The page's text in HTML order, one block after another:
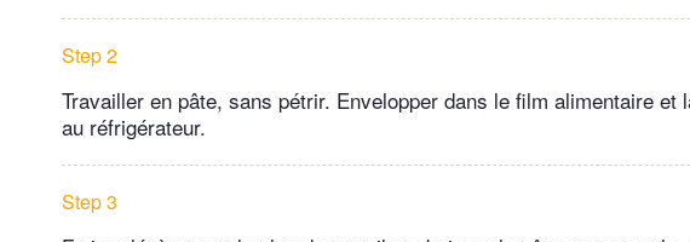
Step 2
Travailler en pâte, sans pétrir. Envelopper dans le film alimentaire et
au réfrigérateur.
Step 3